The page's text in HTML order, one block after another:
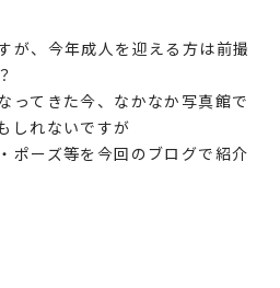
が、今年成人を迎える方は前撮
ってきた今、なかなか写真館で
しれないですが
ポーズ等を今回のブログで紹介